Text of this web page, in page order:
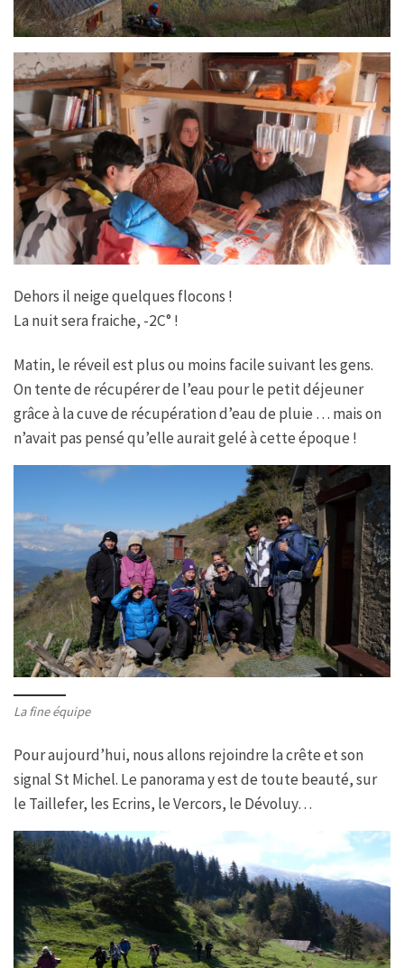
Dehors il neige quelques flocons !
La nuit sera fraiche, -2C° !
Matin, le réveil est plus ou moins facile suivant les gens.
On tente de récupérer de l’eau pour le petit déjeuner
grâce à la cuve de récupération d’eau de pluie … mais on
n’avait pas pensé qu’elle aurait gelé à cette époque !
La fine équipe
Pour aujourd’hui, nous allons rejoindre la crête et son
signal St Michel. Le panorama y est de toute beauté, sur
le Taillefer, les Ecrins, le Vercors, le Dévoluy…